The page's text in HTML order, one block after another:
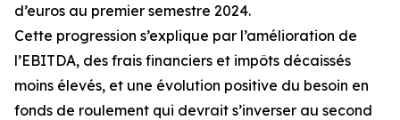
d’euros au premier semestre 2024.
Cette progression s’explique par l’amélioration de
l’EBITDA, des frais financiers et impôts décaissés
moins élevés, et une évolution positive du besoin en
fonds de roulement qui devrait s’inverser au second